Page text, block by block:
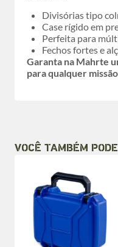
Divisórias tipo
Case rígido em
Perfeita para
Fechos fortes e
Garanta na Mahrte
para qualquer
VOCÊ TAMBÉM